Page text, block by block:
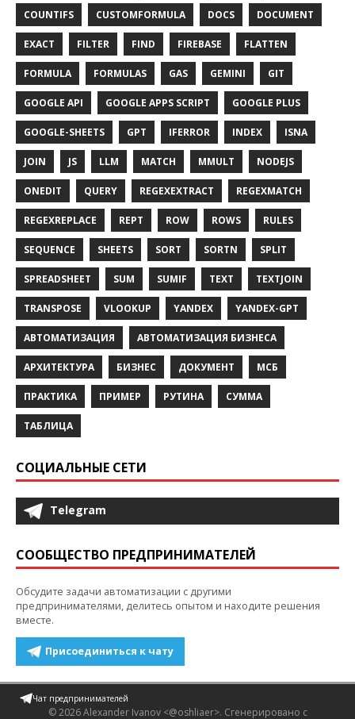
COUNTIFS CUSTOMFORMULA DOCS DOCUMENT
EXACT FILTER FIND FIREBASE FLATTEN
FORMULA FORMULAS GAS GEMINI GIT
GOOGLE API GOOGLE APPS SCRIPT GOOGLE PLUS
GOOGLE-SHEETS GPT IFERROR INDEX ISNA
JOIN JS LLM MATCH MMULT NODEJS
ONEDIT QUERY REGEXEXTRACT REGEXMATCH
REGEXREPLACE REPT ROW ROWS RULES
SEQUENCE SHEETS SORT SORTN SPLIT
SPREADSHEET SUM SUMIF TEXT TEXTJOIN
TRANSPOSE VLOOKUP YANDEX YANDEX-GPT
АВТОМАТИЗАЦИЯ АВТОМАТИЗАЦИЯ БИЗНЕСА
АРХИТЕКТУРА БИЗНЕС ДОКУМЕНТ МСБ
ПРАКТИКА ПРИМЕР РУТИНА СУММА
ТАБЛИЦА
СОЦИАЛЬНЫЕ СЕТИ
Telegram
СООБЩЕСТВО ПРЕДПРИНИМАТЕЛЕЙ
Обсудите задачи автоматизации с другими
предпринимателями, делитесь опытом и находите решения
вместе.
Присоединиться к чату
Чат предпринимателей
© 2026 Alexander Ivanov <@oshliaer>. Сгенерировано с